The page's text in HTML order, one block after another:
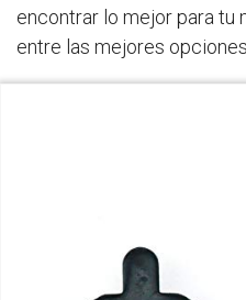
encontrar lo mejor para tu
entre las mejores